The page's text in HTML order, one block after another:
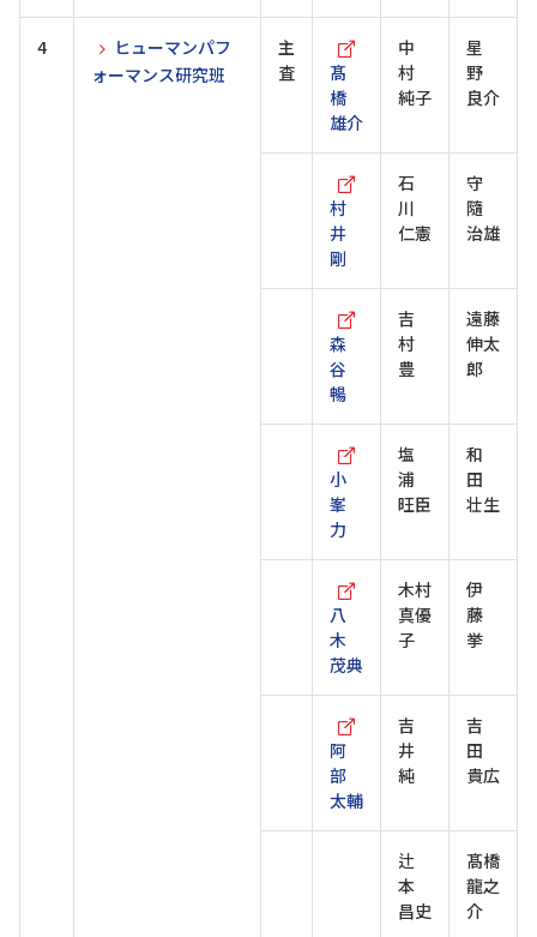
4
ヒューマンパフ
ォーマンス研究班
主
査
髙
橋
雄介
中
村
純子
星
野
良介
村
井
剛
石
川
仁憲
守
隨
治雄
森
谷
暢
吉
村
豊
遠藤
伸太
郎
小
峯
力
塩
浦
旺臣
和
田
壮生
八
木
茂典
木村
真優
子
伊
藤
挙
阿
部
太輔
吉
井
純
吉
田
貴広
辻
本
昌史
髙橋
龍之
介